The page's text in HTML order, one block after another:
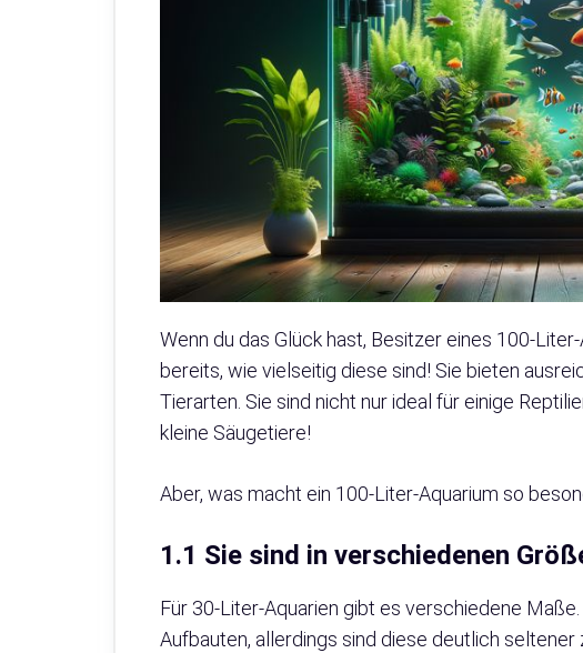
Wenn du das Glück hast, Besitzer eines 100-
bereits, wie vielseitig diese sind! Sie bieten
Tierarten. Sie sind nicht nur ideal für einige
kleine Säugetiere!
Aber, was macht ein 100-Liter-Aquarium so
1.1 Sie sind in verschiedenen
Für 30-Liter-Aquarien gibt es verschiedene
Aufbauten, allerdings sind diese deutlich seltener